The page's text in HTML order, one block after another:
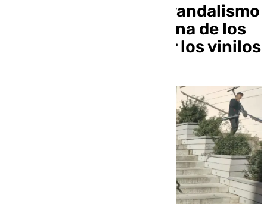
Málaga denuncia el ‘vandalismo
comercial’ en la Tribuna de los
Pobres tras despegar los vinilos